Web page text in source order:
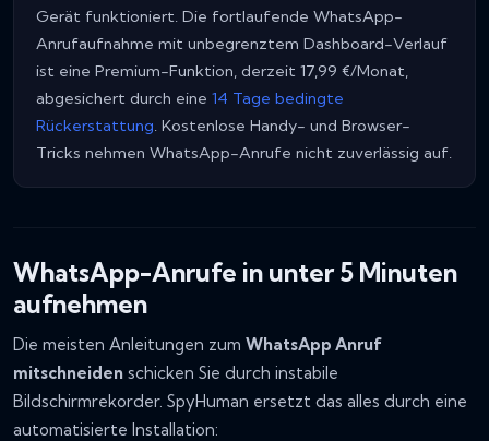
Gerät funktioniert. Die fortlaufende WhatsApp-
Anrufaufnahme mit unbegrenztem Dashboard-Verlauf
ist eine Premium-Funktion, derzeit 17,99 €/Monat,
abgesichert durch eine 14 Tage bedingte
Rückerstattung. Kostenlose Handy- und Browser-
Tricks nehmen WhatsApp-Anrufe nicht zuverlässig auf.
WhatsApp-Anrufe in unter 5 Minuten
aufnehmen
Die meisten Anleitungen zum WhatsApp Anruf
mitschneiden schicken Sie durch instabile
Bildschirmrekorder. SpyHuman ersetzt das alles durch eine
automatisierte Installation: